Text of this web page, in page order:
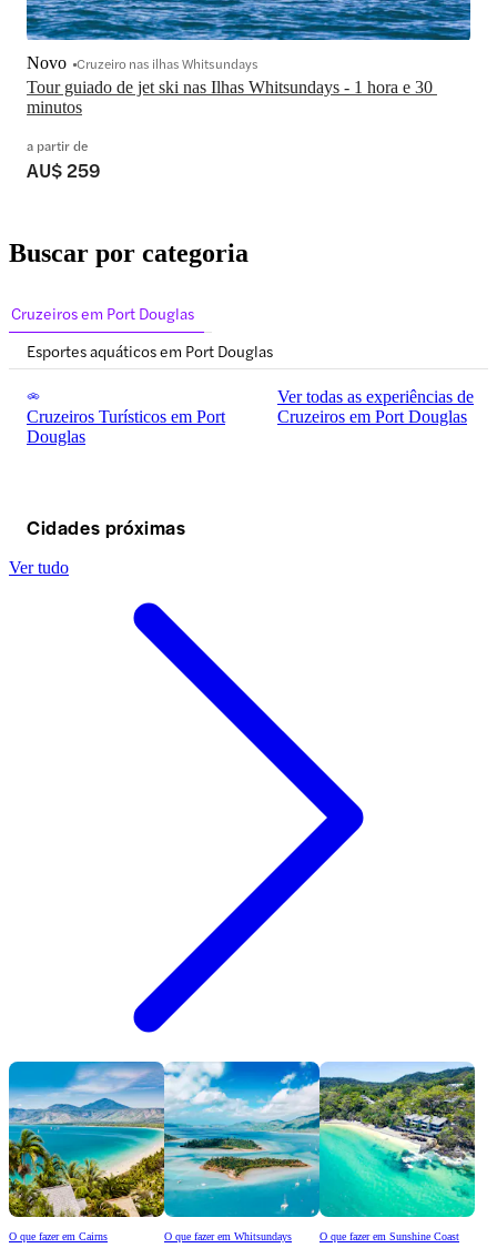
Tour guiado de jet ski nas Ilhas Whitsundays - 1 hora e 30
minutos
Novo Cruzeiro nas ilhas Whitsundays
a partir de
AU$ 259
Buscar por categoria
Cruzeiros em Port Douglas
Esportes aquáticos em Port Douglas
Cruzeiros Turísticos em Port
Douglas
Ver todas as experiências de
Cruzeiros em Port Douglas
Cidades próximas
Ver tudo
O que fazer em Cairns O que fazer em Whitsundays O que fazer em Sunshine Coast